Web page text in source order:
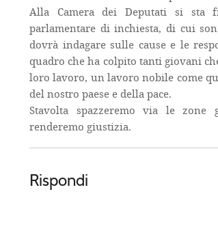
Alla Camera dei Deputati si sta
parlamentare di inchiesta, di cui
dovrà indagare sulle cause e le
quadro che ha colpito tanti giovani
loro lavoro, un lavoro nobile come
del nostro paese e della pace.
Stavolta spazzeremo via le
renderemo giustizia.
Rispondi